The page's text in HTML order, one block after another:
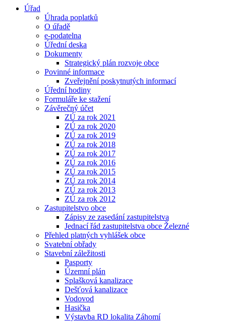
Úřad
Úhrada poplatků
O úřadě
e-podatelna
Úřední deska
Dokumenty
Strategický plán rozvoje obce
Povinné informace
Zveřejnění poskytnutých informací
Úřední hodiny
Formuláře ke stažení
Závěrečný účet
ZÚ za rok 2021
ZÚ za rok 2020
ZÚ za rok 2019
ZÚ za rok 2018
ZÚ za rok 2017
ZÚ za rok 2016
ZÚ za rok 2015
ZÚ za rok 2014
ZÚ za rok 2013
ZÚ za rok 2012
Zastupitelstvo obce
Zápisy ze zasedání zastupitelstva
Jednací řád zastupitelstva obce Železné
Přehled platných vyhlášek obce
Svatební obřady
Stavební záležitosti
Pasporty
Územní plán
Splašková kanalizace
Dešťová kanalizace
Vodovod
Hasička
Výstavba RD lokalita Záhomí